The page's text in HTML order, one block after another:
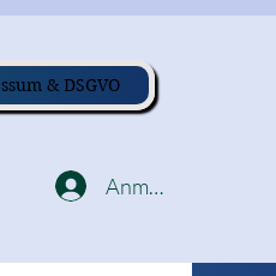
& DSGVO
Anmelden